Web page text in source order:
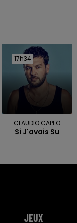
17h34
17h34
CLAUDIO CAPEO
Si J'avais Su
JEUX